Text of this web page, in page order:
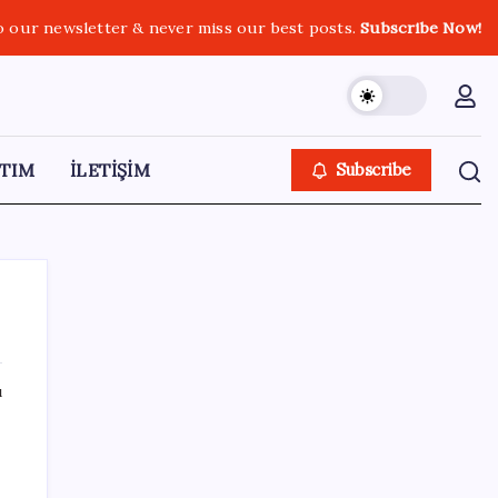
our newsletter & never miss our best posts.Subscribe Now!
İLETİŞİM Subscribe